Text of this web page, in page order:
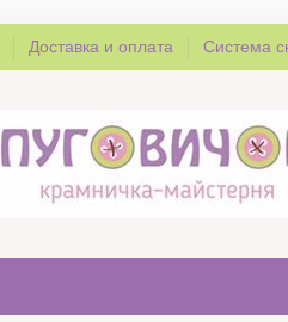
Доставка и оплата Система